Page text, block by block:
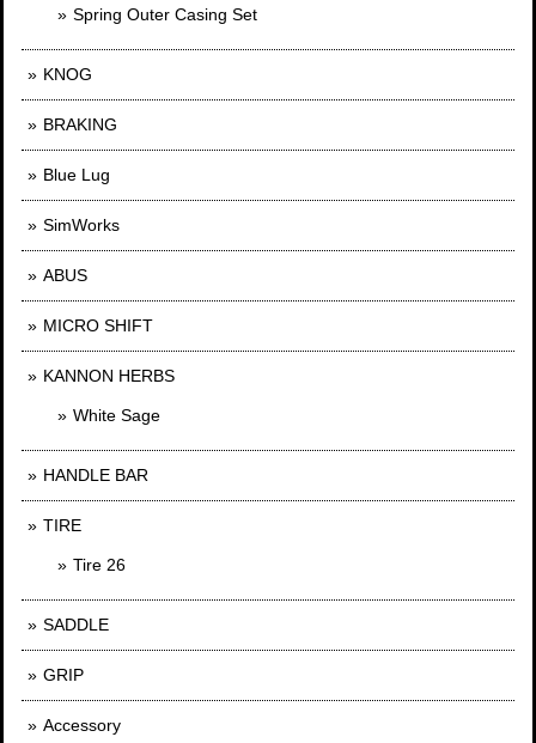
Spring Outer Casing Set
KNOG
BRAKING
Blue Lug
SimWorks
ABUS
MICRO SHIFT
KANNON HERBS
White Sage
HANDLE BAR
TIRE
Tire 26
SADDLE
GRIP
Accessory